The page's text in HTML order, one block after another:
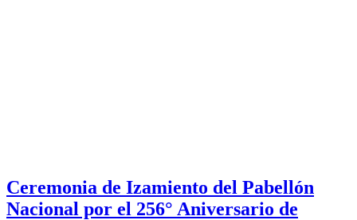
Ceremonia de Izamiento del Pabellón
Nacional por el 256° Aniversario de